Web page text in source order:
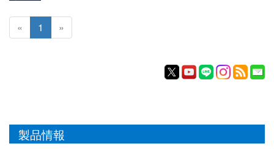
« 1 »
製品情報